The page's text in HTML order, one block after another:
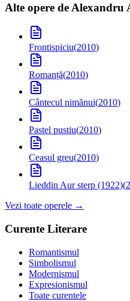
Alte opere de Alexandru
Frontispiciu(2010)
Romanță(2010)
Cântecul nimănui(2010)
Pastel pustiu(2010)
Ceasul greu(2010)
Lieddin Aur sterp (1922)(
Vezi toate operele →
Curente Literare
Romantismul
Simbolismul
Modernismul
Expresionismul
Toate curentele